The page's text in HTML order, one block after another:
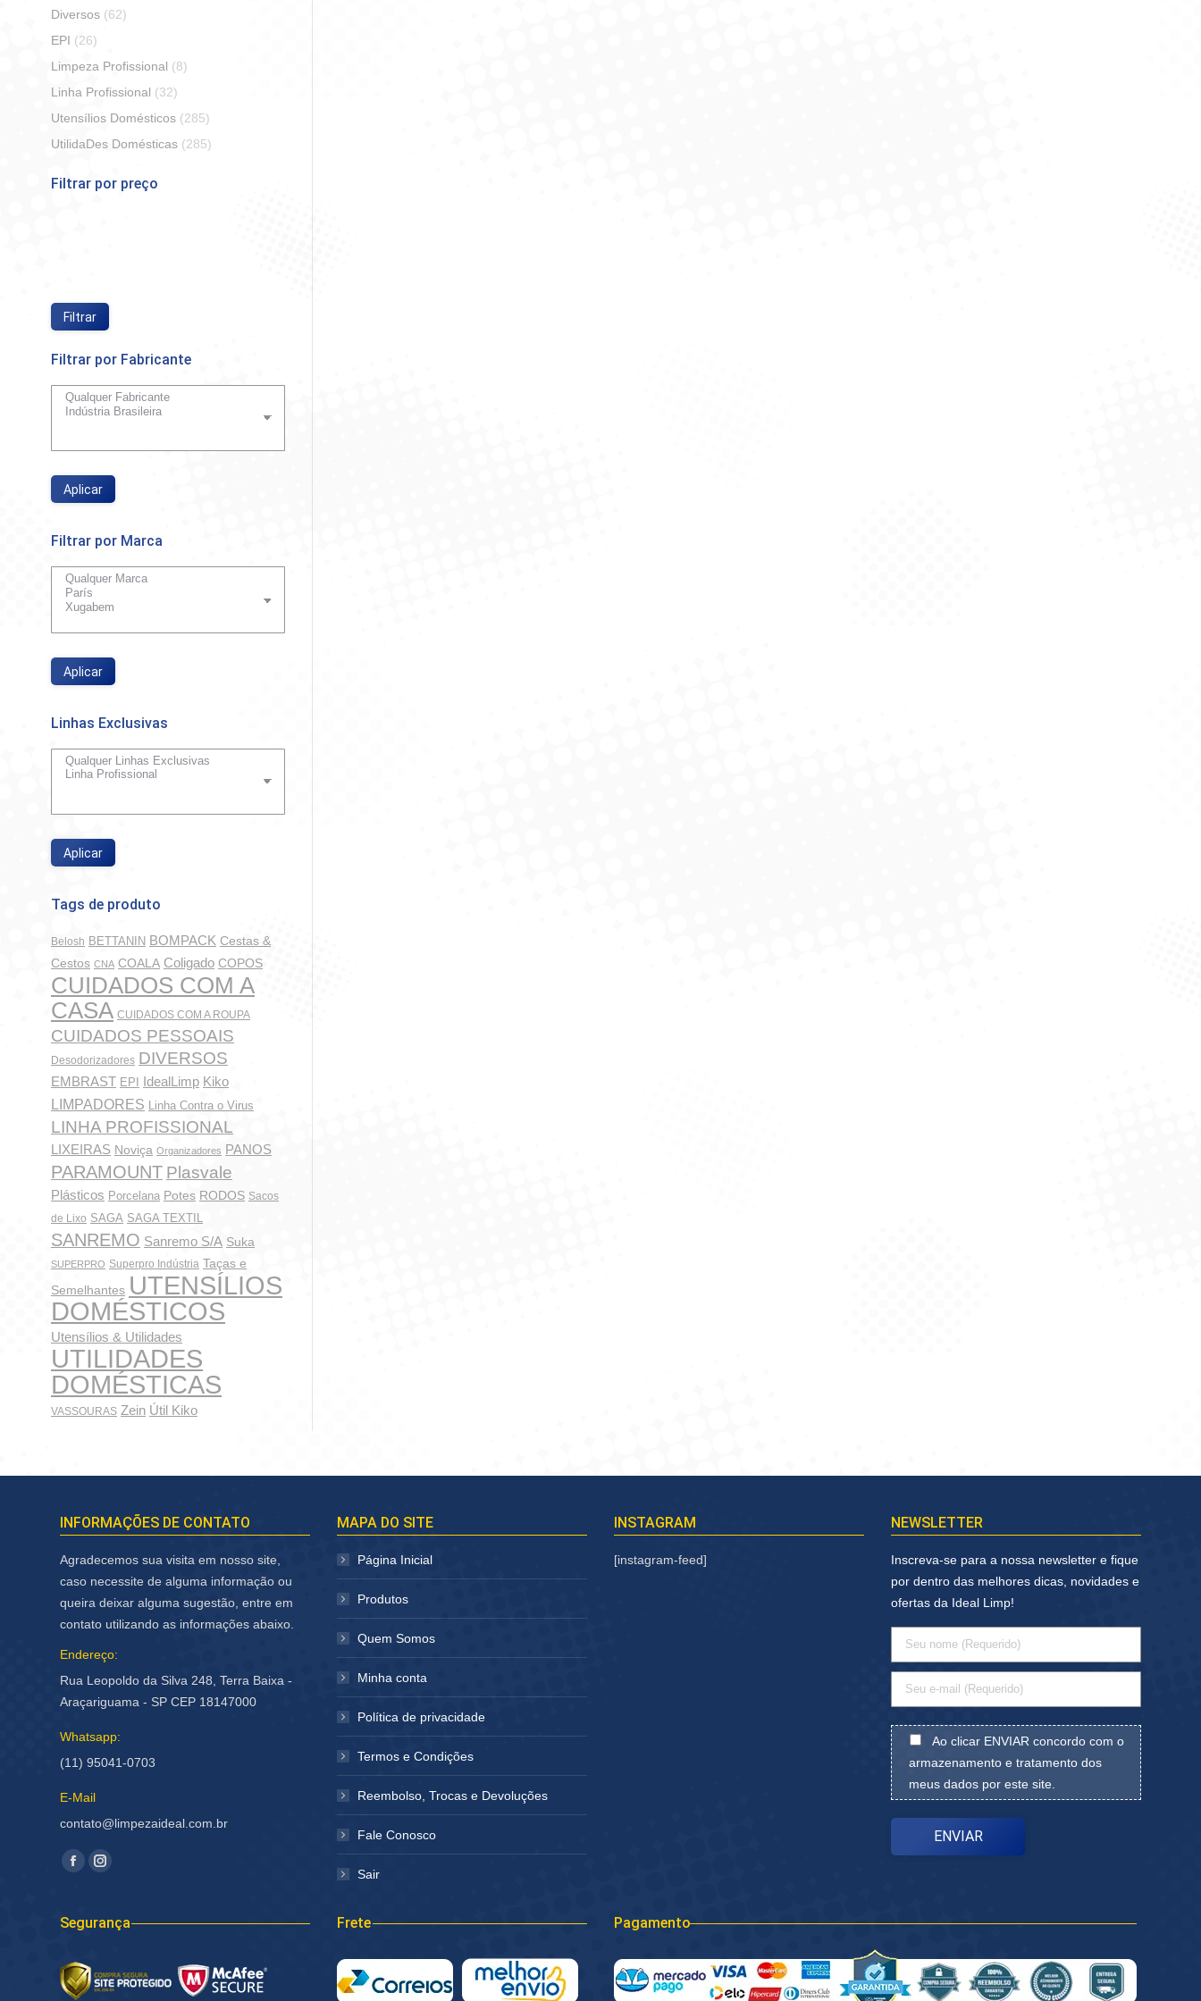
Diversos (62)
EPI (26)
Limpeza Profissional (8)
Linha Profissional (32)
Utensílios Domésticos (285)
UtilidaDes Domésticas (285)
Filtrar por preço
Filtrar
Filtrar por Fabricante
Aplicar
Filtrar por Marca
Aplicar
Linhas Exclusivas
Aplicar
Tags de produto
Belosh BETTANIN BOMPACK Cestas &
Cestos CNA COALA Coligado COPOS
CUIDADOS COM A
CASA CUIDADOS COM A ROUPA
CUIDADOS PESSOAIS
Desodorizadores DIVERSOS
EMBRAST EPI IdealLimp Kiko
LIMPADORES Linha Contra o Virus
LINHA PROFISSIONAL
LIXEIRAS Noviça Organizadores PANOS
PARAMOUNT Plasvale
Plásticos Porcelana Potes RODOS Sacos
de Lixo SAGA SAGA TEXTIL
SANREMO Sanremo S/A Suka
SUPERPRO Superpro Indústria Taças e
Semelhantes UTENSÍLIOS
DOMÉSTICOS
Utensílios & Utilidades
UTILIDADES
DOMÉSTICAS
VASSOURAS Zein Útil Kiko
INFORMAÇÕES DE CONTATO
Agradecemos sua visita em nosso site,
caso necessite de alguma informação ou
queira deixar alguma sugestão, entre em
contato utilizando as informações abaixo.
Endereço:
Rua Leopoldo da Silva 248, Terra Baixa -
Araçariguama - SP CEP 18147000
Whatsapp:
(11) 95041-0703
E-Mail
contato@limpezaideal.com.br
Encontre-nos em:
Facebook
abre
nova
janela
Instagram
abre
janela
MAPA DO SITE
Página Inicial
Produtos
Quem Somos
Minha conta
Política de privacidade
Termos e Condições
Reembolso, Trocas e Devoluções
Fale Conosco
Sair
INSTAGRAM
[instagram-feed]
NEWSLETTER
Inscreva-se para a nossa newsletter e fique
por dentro das melhores dicas, novidades e
ofertas da Ideal Limp!
Ao clicar ENVIAR concordo com o
armazenamento e tratamento dos
meus dados por este site.
Segurança Frete Pagamento